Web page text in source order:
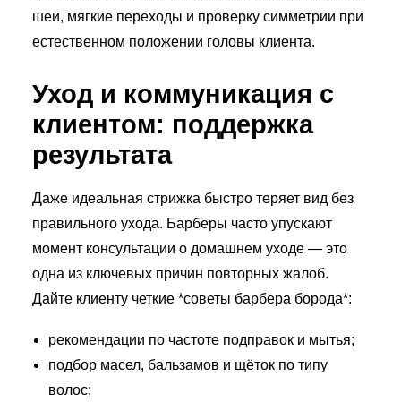
шеи, мягкие переходы и проверку симметрии при
естественном положении головы клиента.
Уход и коммуникация с
клиентом: поддержка
результата
Даже идеальная стрижка быстро теряет вид без
правильного ухода. Барберы часто упускают
момент консультации о домашнем уходе — это
одна из ключевых причин повторных жалоб.
Дайте клиенту четкие *советы барбера борода*:
рекомендации по частоте подправок и мытья;
подбор масел, бальзамов и щёток по типу
волос;